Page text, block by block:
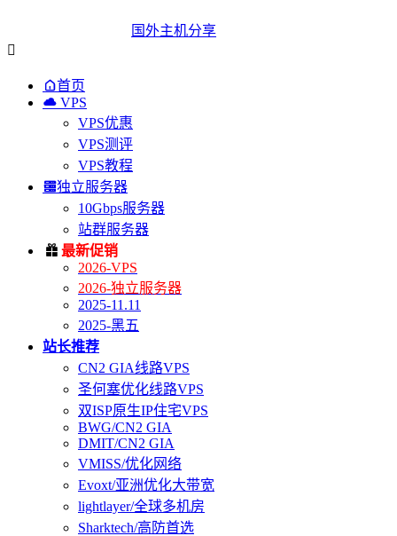
国外主机分享

首页
 VPS
VPS优惠
VPS测评
VPS教程
独立服务器
10Gbps服务器
站群服务器
 最新促销
2026-VPS
2026-独立服务器
2025-11.11
2025-黑五
站长推荐
CN2 GIA线路VPS
圣何塞优化线路VPS
双ISP原生IP住宅VPS
BWG/CN2 GIA
DMIT/CN2 GIA
VMISS/优化网络
Evoxt/亚洲优化大带宽
lightlayer/全球多机房
Sharktech/高防首选